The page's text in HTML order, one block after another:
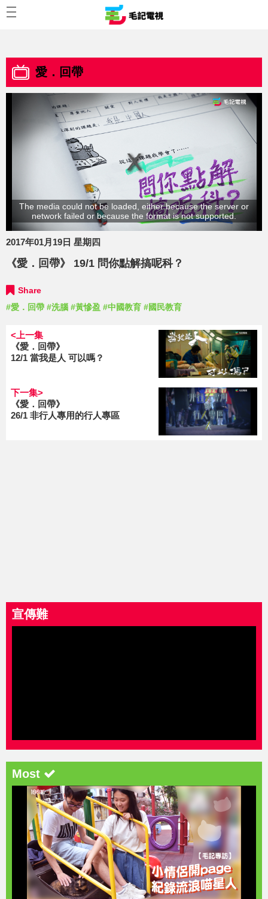
愛．回帶
The media could not be loaded, either because the server or
network failed or because the format is not supported.
2017年01月19日 星期四
《愛．回帶》 19/1 問你點解搞呢科？
Share
#愛．回帶 #洗腦 #黃慘盈 #中國教育 #國民教育
<上一集
《愛．回帶》
12/1 當我是人 可以嗎？
下一集>
《愛．回帶》
26/1 非行人專用的行人專區
宣傳難
Most